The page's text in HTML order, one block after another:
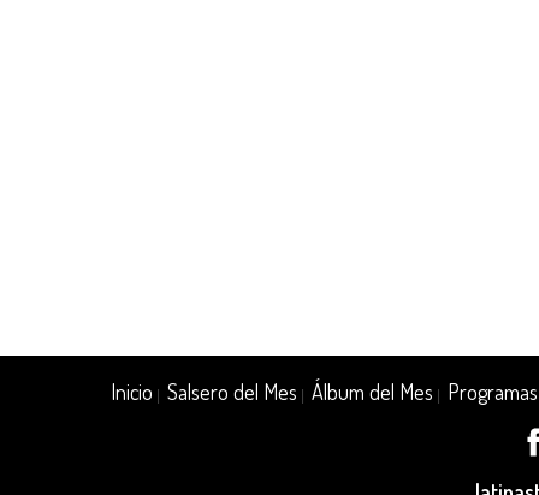
Inicio |Salsero del Mes |Álbum del Mes Programas